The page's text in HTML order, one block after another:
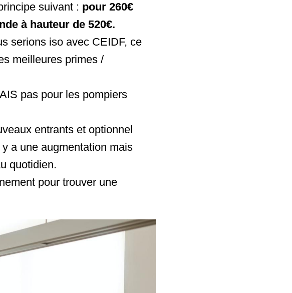
suivant : pour 260€
à hauteur de 520€.
serions iso avec CEIDF, ce
meilleures primes /
pas pour les pompiers
entrants et optionnel
y a une augmentation mais
quotidien.
pour trouver une